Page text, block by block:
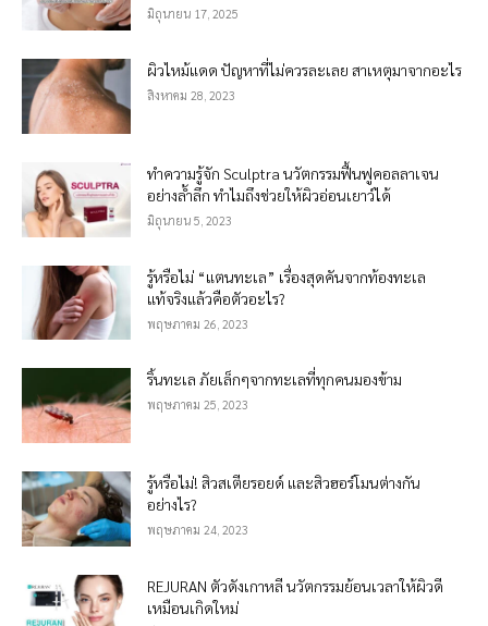
มิถุนายน 17, 2025
ผิวไหม้แดด ปัญหาที่ไม่ควรละเลย สาเหตุมาจากอะไร
สิงหาคม 28, 2023
ทำความรู้จัก Sculptra นวัตกรรมฟื้นฟูคอลลาเจน
อย่างล้ำลึก ทำไมถึงช่วยให้ผิวอ่อนเยาว์ได้
มิถุนายน 5, 2023
รู้หรือไม่ “แตนทะเล” เรื่องสุดคันจากท้องทะเล
แท้จริงแล้วคือตัวอะไร?
พฤษภาคม 26, 2023
ริ้นทะเล ภัยเล็กๆจากทะเลที่ทุกคนมองข้าม
พฤษภาคม 25, 2023
รู้หรือไม่! สิวสเตียรอยด์ และสิวฮอร์โมนต่างกัน
อย่างไร?
พฤษภาคม 24, 2023
REJURAN ตัวดังเกาหลี นวัตกรรมย้อนเวลาให้ผิวดี
เหมือนเกิดใหม่